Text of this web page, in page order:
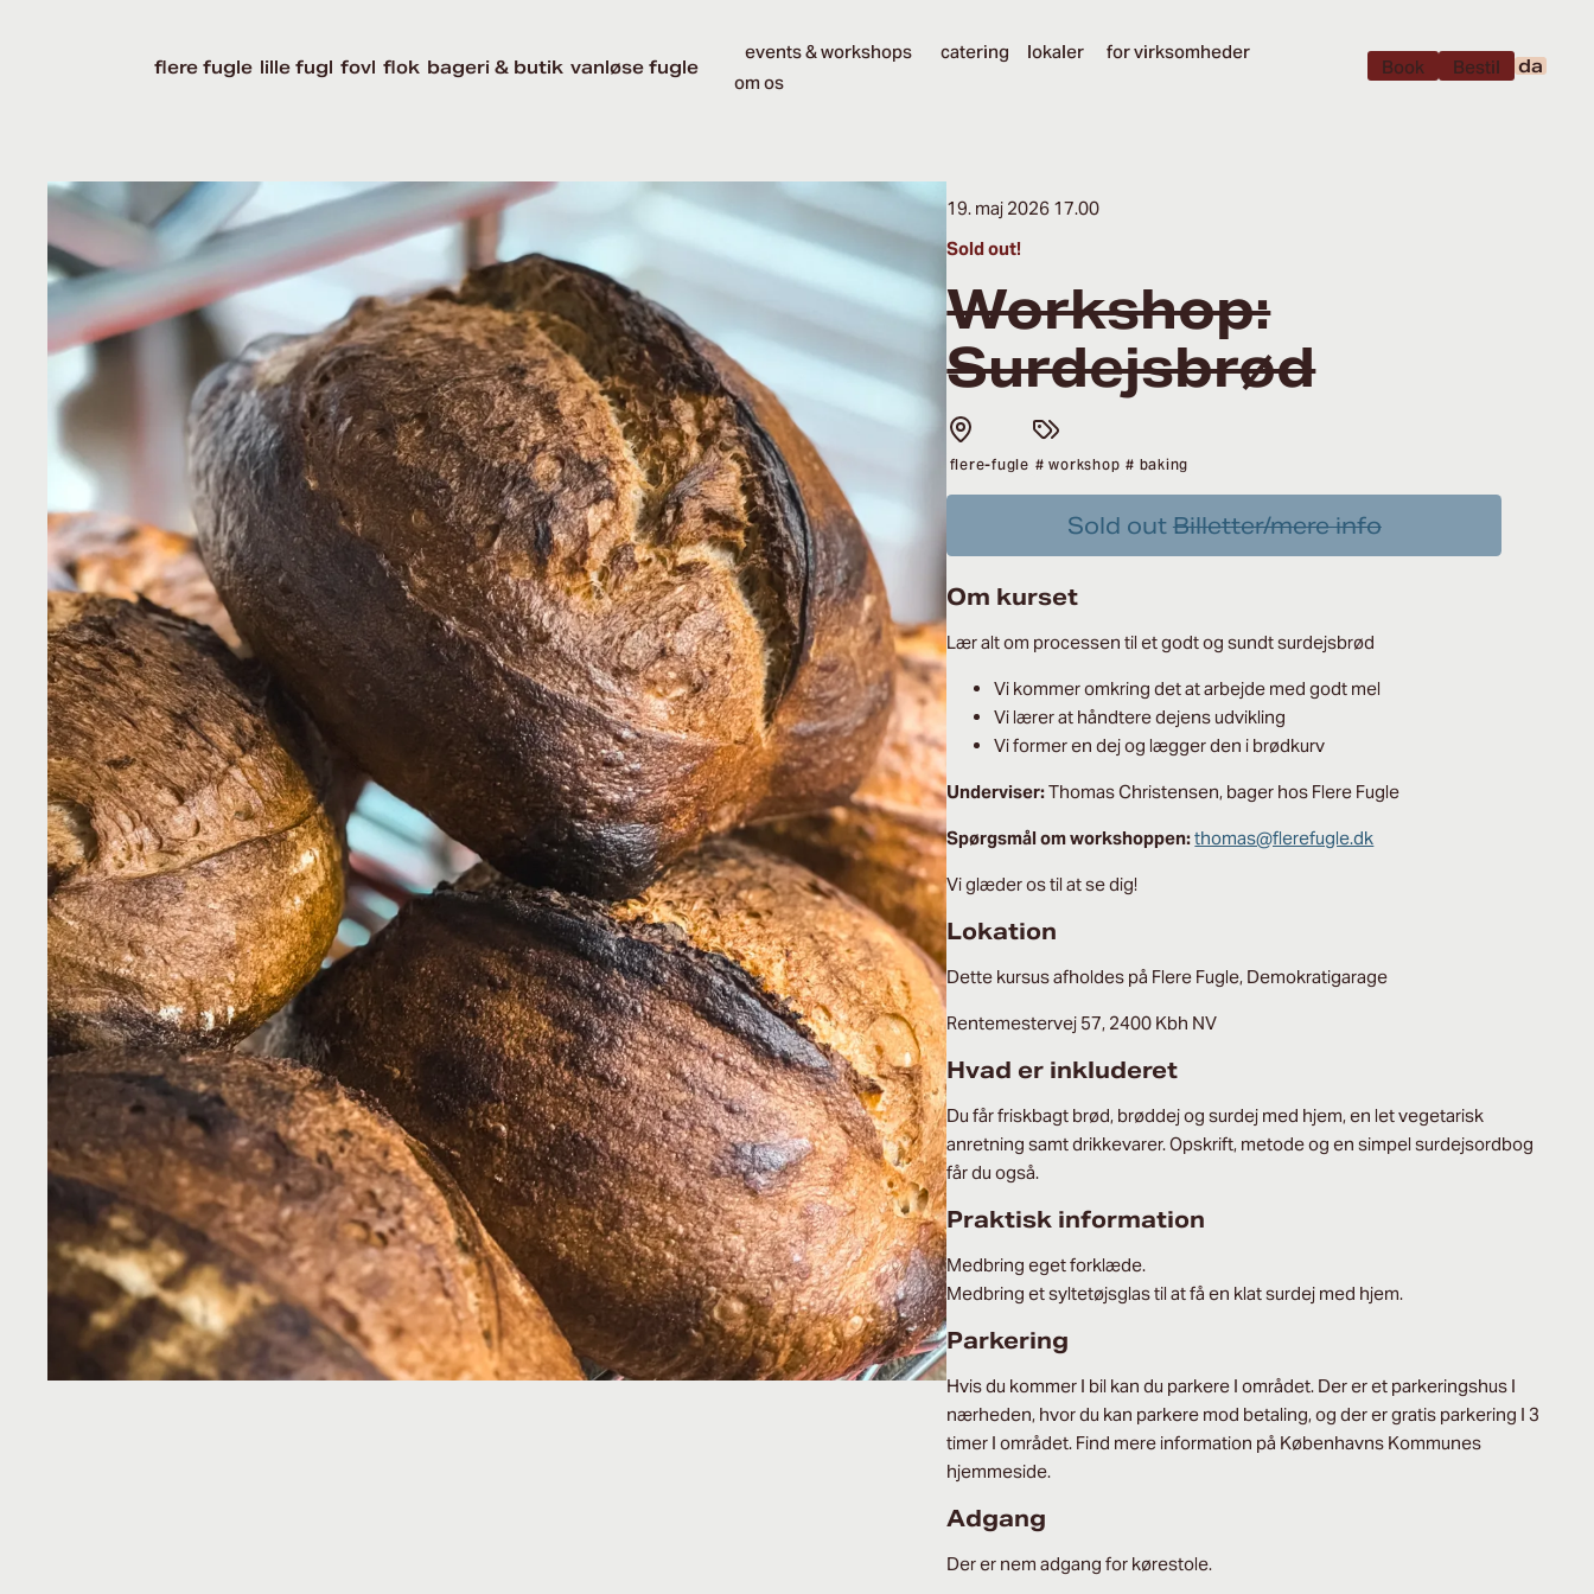
flere fugle lille fugl fovl flok bageri & butik vanløse fugle
events & workshops catering lokaler
for virksomheder
om os
Book Bestil da
19. maj 2026 17.00
Sold out!
Workshop:
Surdejsbrød
flere-fugle # workshop # baking
Sold out Billetter/mere info
Om kurset
Lær alt om processen til et godt og sundt surdejsbrød
Vi kommer omkring det at arbejde med godt mel
Vi lærer at håndtere dejens udvikling
Vi former en dej og lægger den i brødkurv
Underviser:Thomas Christensen, bager hos Flere Fugle
Spørgsmål om workshoppen:thomas@flerefugle.dk
Vi glæder os til at se dig!
Lokation
Dette kursus afholdes på Flere Fugle, Demokratigarage
Rentemestervej 57, 2400 Kbh NV
Hvad er inkluderet
Du får friskbagt brød, brøddej og surdej med hjem, en let vegetarisk
anretning samt drikkevarer. Opskrift, metode og en simpel surdejsordbog
får du også.
Praktisk information
Medbring eget forklæde.
Medbring et syltetøjsglas til at få en klat surdej med hjem.
Parkering
Hvis du kommer I bil kan du parkere I området. Der er et parkeringshus I
nærheden, hvor du kan parkere mod betaling, og der er gratis parkering I 3
timer I området. Find mere information på Københavns Kommunes
hjemmeside.
Adgang
Der er nem adgang for kørestole.